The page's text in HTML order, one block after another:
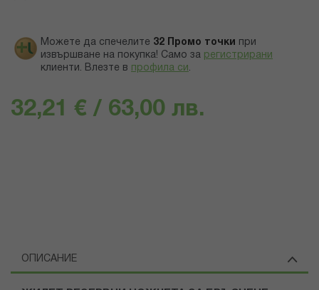
Можете да спечелите 32 Промо точки
при
извършване на покупка! Само за регистрирани
клиенти. Влезте в профила си .
32,21 € / 63,00 лв.
ОПИСАНИЕ